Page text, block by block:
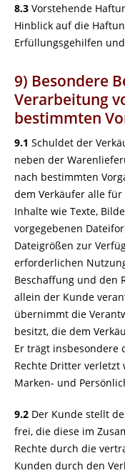
8.3 Vorstehende
Hinblick auf die
Erfüllungsgehilfen
9) Besondere
Verarbeitung
bestimmten
9.1 Schuldet der
neben der
nach bestimmten
dem Verkäufer alle
Inhalte wie Texte,
vorgegebenen
Dateigrößen zur
erforderlichen
Beschaffung und den
allein der Kunde
übernimmt die
besitzt, die dem
Er trägt insbesondere
Rechte Dritter verletzt
Marken- und
9.2 Der Kunde stellt
frei, die diese im
Rechte durch die
Kunden durch den